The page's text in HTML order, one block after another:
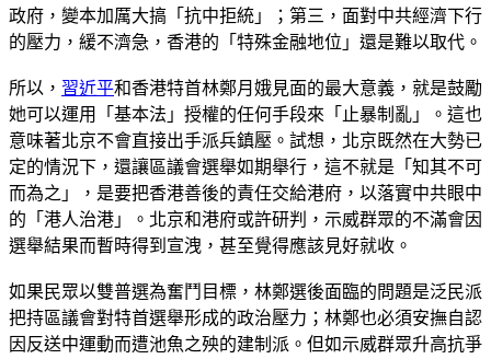
政府，變本加厲大搞「抗中拒統」；第三，面對中共經濟下行
的壓力，緩不濟急，香港的「特殊金融地位」還是難以取代。
所以， 習近平和香港特首林鄭月娥見面的最大意義，就是鼓勵
她可以運用「基本法」授權的任何手段來「止暴制亂」。這也
意味著北京不會直接出手派兵鎮壓。試想，北京既然在大勢已
定的情況下，還讓區議會選舉如期舉行，這不就是「知其不可
而為之」，是要把香港善後的責任交給港府，以落實中共眼中
的「港人治港」。北京和港府或許研判，示威群眾的不滿會因
選舉結果而暫時得到宣洩，甚至覺得應該見好就收。
如果民眾以雙普選為奮鬥目標，林鄭選後面臨的問題是泛民派
把持區議會對特首選舉形成的政治壓力；林鄭也必須安撫自認
因反送中運動而遭池魚之殃的建制派。但如示威群眾升高抗爭